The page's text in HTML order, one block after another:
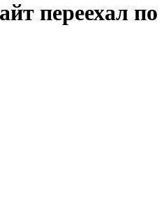
переехал